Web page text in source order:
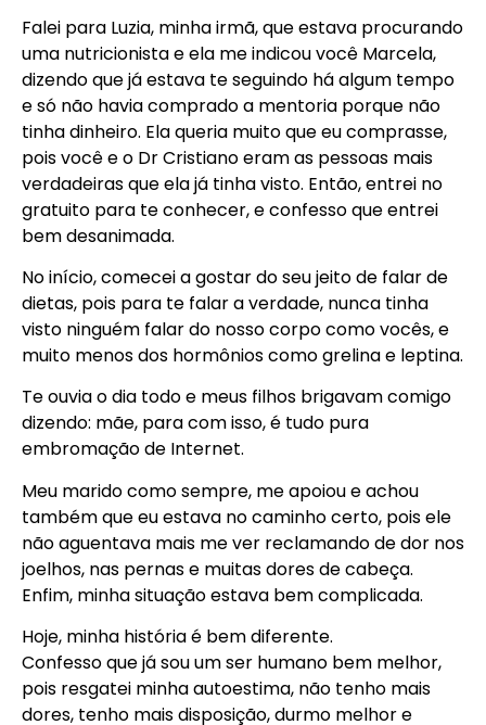
Falei para Luzia, minha irmã, que estava procurando
uma nutricionista e ela me indicou você Marcela,
dizendo que já estava te seguindo há algum tempo
e só não havia comprado a mentoria porque não
tinha dinheiro. Ela queria muito que eu comprasse,
pois você e o Dr Cristiano eram as pessoas mais
verdadeiras que ela já tinha visto. Então, entrei no
gratuito para te conhecer, e confesso que entrei
bem desanimada.
No início, comecei a gostar do seu jeito de falar de
dietas, pois para te falar a verdade, nunca tinha
visto ninguém falar do nosso corpo como vocês, e
muito menos dos hormônios como grelina e leptina.
Te ouvia o dia todo e meus filhos brigavam comigo
dizendo: mãe, para com isso, é tudo pura
embromação de Internet.
Meu marido como sempre, me apoiou e achou
também que eu estava no caminho certo, pois ele
não aguentava mais me ver reclamando de dor nos
joelhos, nas pernas e muitas dores de cabeça.
Enfim, minha situação estava bem complicada.
Hoje, minha história é bem diferente.
Confesso que já sou um ser humano bem melhor,
pois resgatei minha autoestima, não tenho mais
dores, tenho mais disposição, durmo melhor e